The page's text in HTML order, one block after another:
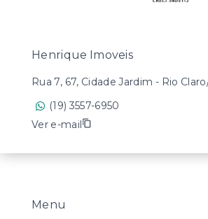
Menu
Henrique Imoveis
Rua 7, 67, Cidade Jardim - Rio
(19) 3557-6950
Ver e-mail